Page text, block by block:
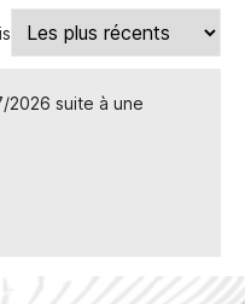
2026 suite à une